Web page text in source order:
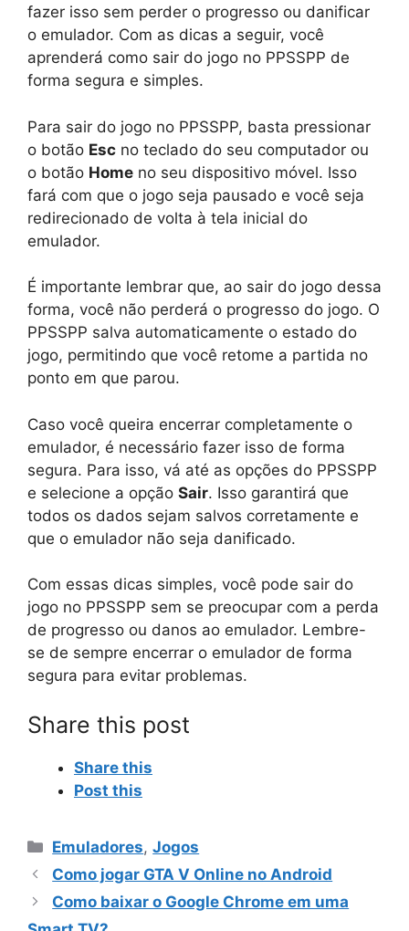
fazer isso sem perder o progresso ou danificar
o emulador. Com as dicas a seguir, você
aprenderá como sair do jogo no PPSSPP de
forma segura e simples.
Para sair do jogo no PPSSPP, basta pressionar
o botão Esc no teclado do seu computador ou
o botão Home no seu dispositivo móvel. Isso
fará com que o jogo seja pausado e você seja
redirecionado de volta à tela inicial do
emulador.
É importante lembrar que, ao sair do jogo dessa
forma, você não perderá o progresso do jogo. O
PPSSPP salva automaticamente o estado do
jogo, permitindo que você retome a partida no
ponto em que parou.
Caso você queira encerrar completamente o
emulador, é necessário fazer isso de forma
segura. Para isso, vá até as opções do PPSSPP
e selecione a opção Sair. Isso garantirá que
todos os dados sejam salvos corretamente e
que o emulador não seja danificado.
Com essas dicas simples, você pode sair do
jogo no PPSSPP sem se preocupar com a perda
de progresso ou danos ao emulador. Lembre-
se de sempre encerrar o emulador de forma
segura para evitar problemas.
Share this post
Share this
Post this
Categorias
Emuladores,Jogos
Como jogar GTA V Online no Android
Como baixar o Google Chrome em uma